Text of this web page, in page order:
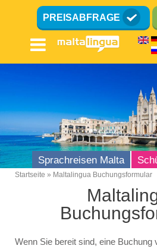
PREISABFRAGE
Sprachreisen Malta
Breadcrumb
Startseite Maltalingua Buchungsformular
Wenn Sie bereit sind, eine Buchung